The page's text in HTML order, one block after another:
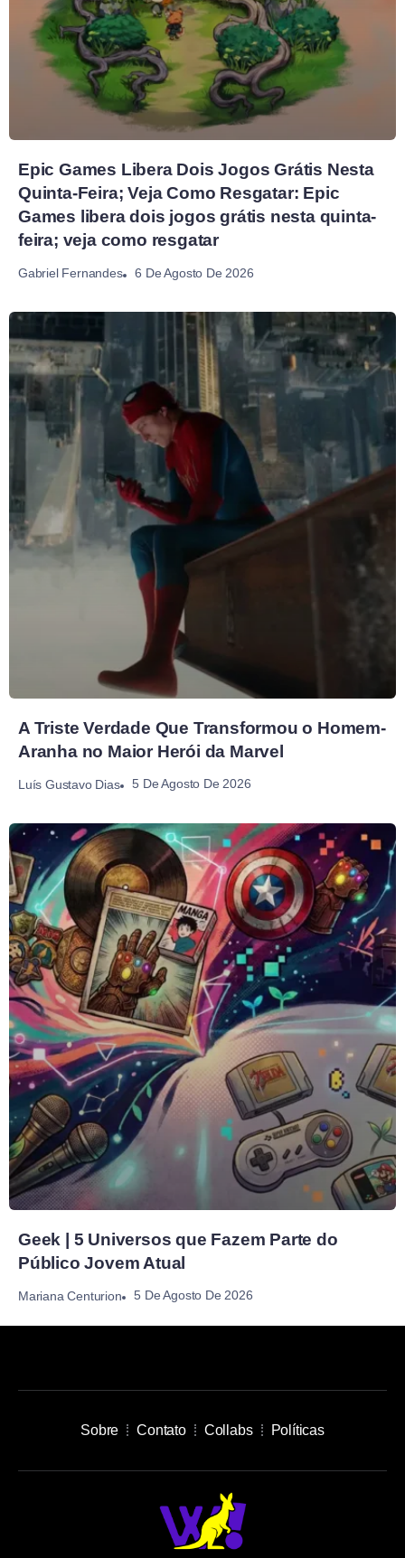
Epic Games Libera Dois Jogos Grátis Nesta
Quinta-Feira; Veja Como Resgatar: Epic
Games libera dois jogos grátis nesta quinta-
feira; veja como resgatar
Gabriel Fernandes 6 De Agosto De 2026
A Triste Verdade Que Transformou o Homem-
Aranha no Maior Herói da Marvel
Luís Gustavo Dias 5 De Agosto De 2026
Geek | 5 Universos que Fazem Parte do
Público Jovem Atual
Mariana Centurion 5 De Agosto De 2026
Sobre Contato Collabs Políticas